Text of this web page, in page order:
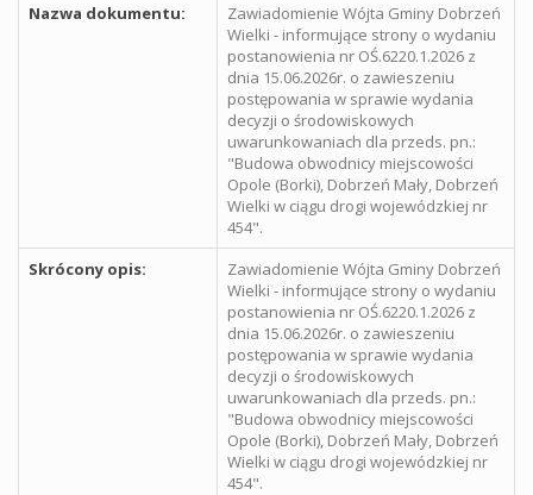
Nazwa dokumentu:
Zawiadomienie Wójta Gminy Dobrzeń
Wielki - informujące strony o wydaniu
postanowienia nr OŚ.6220.1.2026 z
dnia 15.06.2026r. o zawieszeniu
postępowania w sprawie wydania
decyzji o środowiskowych
uwarunkowaniach dla przeds. pn.:
"Budowa obwodnicy miejscowości
Opole (Borki), Dobrzeń Mały, Dobrzeń
Wielki w ciągu drogi wojewódzkiej nr
454".
Skrócony opis:
Zawiadomienie Wójta Gminy Dobrzeń
Wielki - informujące strony o wydaniu
postanowienia nr OŚ.6220.1.2026 z
dnia 15.06.2026r. o zawieszeniu
postępowania w sprawie wydania
decyzji o środowiskowych
uwarunkowaniach dla przeds. pn.:
"Budowa obwodnicy miejscowości
Opole (Borki), Dobrzeń Mały, Dobrzeń
Wielki w ciągu drogi wojewódzkiej nr
454".